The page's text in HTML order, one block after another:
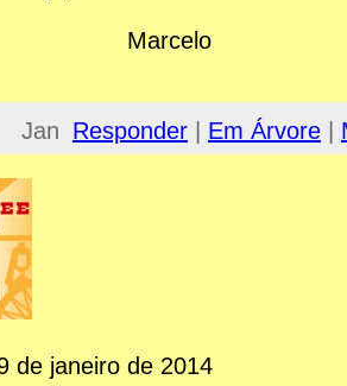
Responder Em Árvore
Jan 30,
12:05am
de janeiro de 2014